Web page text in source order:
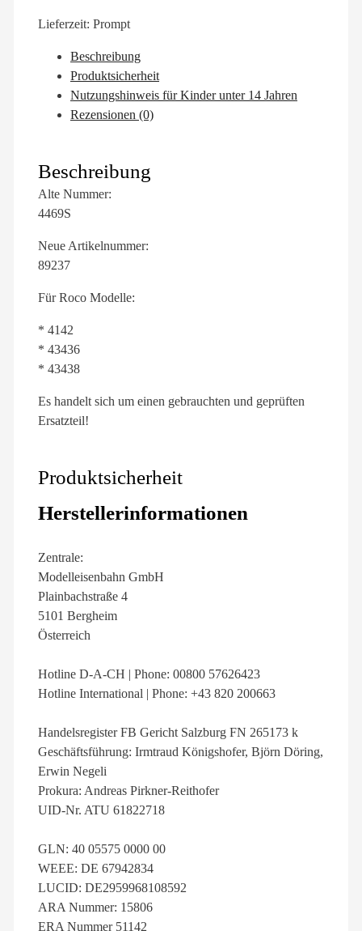
Lieferzeit: Prompt
Beschreibung
Produktsicherheit
Nutzungshinweis für Kinder unter 14 Jahren
Rezensionen (0)
Beschreibung
Alte Nummer:
4469S
Neue Artikelnummer:
89237
Für Roco Modelle:
* 4142
* 43436
* 43438
Es handelt sich um einen gebrauchten und geprüften
Ersatzteil!
Produktsicherheit
Herstellerinformationen
Zentrale:
Modelleisenbahn GmbH
Plainbachstraße 4
5101 Bergheim
Österreich
Hotline D-A-CH | Phone: 00800 57626423
Hotline International | Phone: +43 820 200663
Handelsregister FB Gericht Salzburg FN 265173 k
Geschäftsführung: Irmtraud Königshofer, Björn Döring,
Erwin Negeli
Prokura: Andreas Pirkner-Reithofer
UID-Nr. ATU 61822718
GLN: 40 05575 0000 00
WEEE: DE 67942834
LUCID: DE2959968108592
ARA Nummer: 15806
ERA Nummer 51142